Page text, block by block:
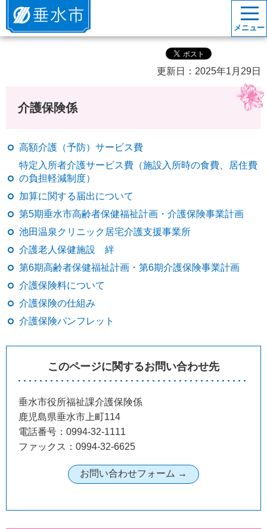
垂水市
メニュー
更新日：2025年1月29日
介護保険係
高額介護（予防）サービス費
特定入所者介護サービス費（施設入所時の食費、居住費
の負担軽減制度）
加算に関する届出について
第5期垂水市高齢者保健福祉計画・介護保険事業計画
池田温泉クリニック居宅介護支援事業所
介護老人保健施設 絆
第6期高齢者保健福祉計画・第6期介護保険事業計画
介護保険料について
介護保険の仕組み
介護保険パンフレット
このページに関するお問い合わせ先
垂水市役所福祉課介護保険係
鹿児島県垂水市上町114
電話番号：0994-32-1111
ファックス：0994-32-6625